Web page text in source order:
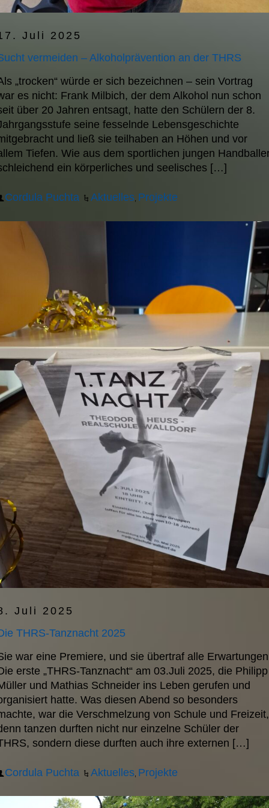
Juli 2025
vermeiden – Alkoholprävention an der THRS
„trocken“ würde er sich bezeichnen – sein Vortrag
es nicht: Frank Milbich, der dem Alkohol nun schon
über 20 Jahren entsagt, hatte den Schülern der 8.
seine fesselnde Lebensgeschichte
und ließ sie teilhaben an Höhen und vor
Tiefen. Wie aus dem sportlichen jungen
ein körperliches und seelisches […]
Cordula Puchta Aktuelles Projekte
Juli 2025
THRS-Tanznacht 2025
war eine Premiere, und sie übertraf alle
erste „THRS-Tanznacht“ am 03.Juli 2025, die Philipp
und Mathias Schneider ins Leben gerufen und
hatte. Was diesen Abend so besonders
war die Verschmelzung von Schule und Freizeit,
tanzen durften nicht nur einzelne Schüler der
sondern diese durften auch ihre externen […]
Cordula Puchta Aktuelles Projekte